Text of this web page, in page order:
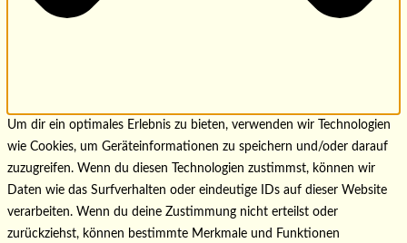
Um dir ein optimales Erlebnis zu bieten, verwenden wir Technologien
wie Cookies, um Geräteinformationen zu speichern und/oder darauf
zuzugreifen. Wenn du diesen Technologien zustimmst, können wir
Daten wie das Surfverhalten oder eindeutige IDs auf dieser Website
verarbeiten. Wenn du deine Zustimmung nicht erteilst oder
zurückziehst, können bestimmte Merkmale und Funktionen